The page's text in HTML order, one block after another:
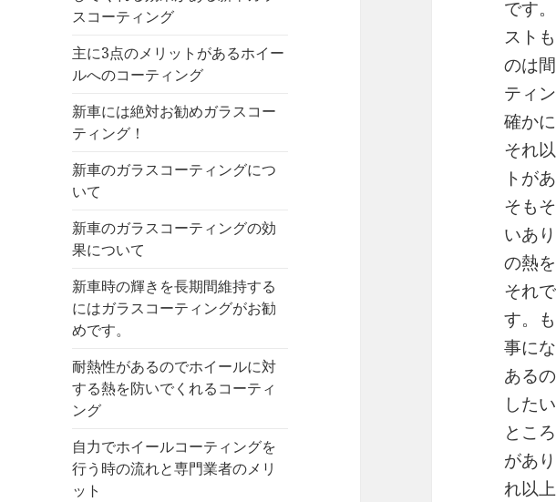
スコーティング
主に3点のメリットがあるホイー
ルへのコーティング
新車には絶対お勧めガラスコー
ティング！
新車のガラスコーティングにつ
いて
新車のガラスコーティングの効
果について
新車時の輝きを長期間維持する
にはガラスコーティングがお勧
めです。
耐熱性があるのでホイールに対
する熱を防いでくれるコーティ
ング
自力でホイールコーティングを
行う時の流れと専門業者のメリ
ット
です
スト
のは
ティ
確かに
それ
トが
そも
いあ
の熱
それ
す。
事に
ある
した
とこ
があ
れ以